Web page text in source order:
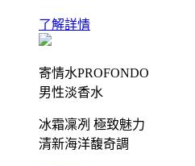
了解詳情
寄情水PROFONDO
男性淡香水
冰霜凜冽 極致魅力
清新海洋馥奇調